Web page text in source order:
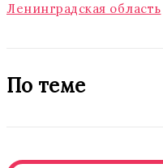
Ленинградская область
По теме